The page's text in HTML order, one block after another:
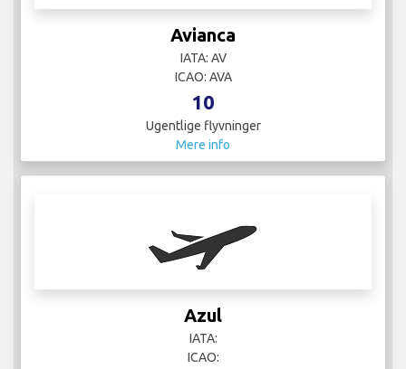
Avianca
IATA: AV
ICAO: AVA
10
Ugentlige flyvninger
Mere info
Azul
IATA:
ICAO: